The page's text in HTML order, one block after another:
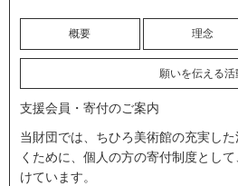
概要 理念
願いを伝える活
支援会員・寄付のご案内
当財団では、ちひろ美術館の充実し
くために、個人の方の寄付制度とし
けています。